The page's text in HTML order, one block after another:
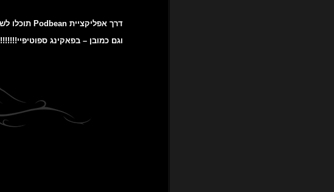
דרך אפליקציית Podbean תוכלו לשמוע אותנו בכל זמן ובכל מקום!
וגם כמובן – בפאקינג ספוטיפיי!!!!!!!